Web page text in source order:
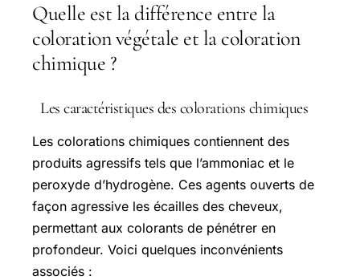
Quelle est la différence entre la
coloration végétale et la coloration
chimique ?
Les caractéristiques des colorations chimiques
Les colorations chimiques contiennent des
produits agressifs tels que l’ammoniac et le
peroxyde d’hydrogène. Ces agents ouverts de
façon agressive les écailles des cheveux,
permettant aux colorants de pénétrer en
profondeur. Voici quelques inconvénients
associés :